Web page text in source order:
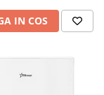
IN COS